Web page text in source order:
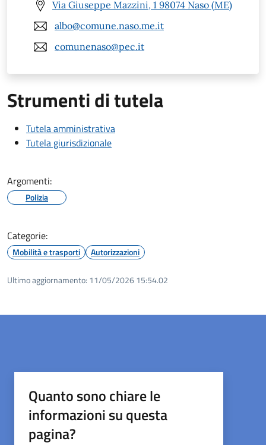
Via Giuseppe Mazzini, 1 98074 Naso (ME)
albo@comune.naso.me.it
comunenaso@pec.it
Strumenti di tutela
Tutela amministrativa
Tutela giurisdizionale
Argomenti:
Polizia
Categorie:
Mobilità e trasporti Autorizzazioni
Ultimo aggiornamento: 11/05/2026 15:54.02
Quanto sono chiare le
informazioni su questa
pagina?